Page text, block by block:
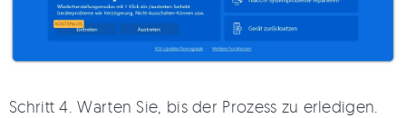
Schritt 4. Warten Sie, bis der Prozess zu erledigen.